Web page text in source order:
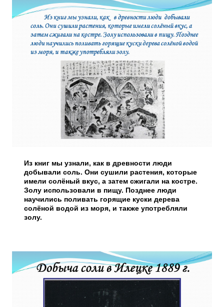
Из книг мы узнали, как в древности люди
добывали соль. Они сушили растения, которые
имели солёный вкус, а затем сжигали на костре.
Золу использовали в пищу. Позднее люди
научились поливать горящие куски дерева
солёной водой из моря, и также употребляли
золу.